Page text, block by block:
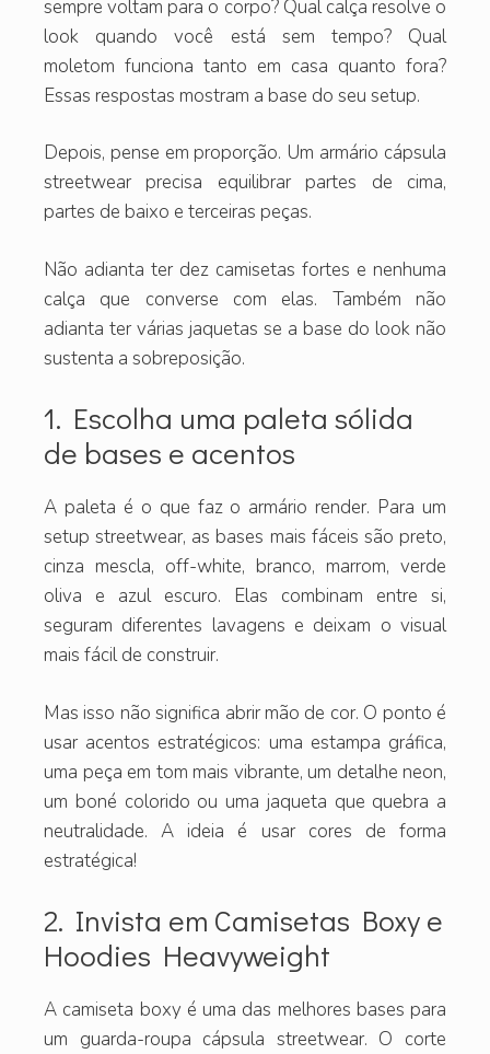
sempre voltam para o corpo? Qual calça resolve o
look quando você está sem tempo? Qual
moletom funciona tanto em casa quanto fora?
Essas respostas mostram a base do seu setup.
Depois, pense em proporção. Um armário cápsula
streetwear precisa equilibrar partes de cima,
partes de baixo e terceiras peças.
Não adianta ter dez camisetas fortes e nenhuma
calça que converse com elas. Também não
adianta ter várias jaquetas se a base do look não
sustenta a sobreposição.
1. Escolha uma paleta sólida
de bases e acentos
A paleta é o que faz o armário render. Para um
setup streetwear, as bases mais fáceis são preto,
cinza mescla, off-white, branco, marrom, verde
oliva e azul escuro. Elas combinam entre si,
seguram diferentes lavagens e deixam o visual
mais fácil de construir.
Mas isso não significa abrir mão de cor. O ponto é
usar acentos estratégicos: uma estampa gráfica,
uma peça em tom mais vibrante, um detalhe neon,
um boné colorido ou uma jaqueta que quebra a
neutralidade. A ideia é usar cores de forma
estratégica!
2. Invista em Camisetas Boxy e
Hoodies Heavyweight
A camiseta boxy é uma das melhores bases para
um guarda-roupa cápsula streetwear. O corte